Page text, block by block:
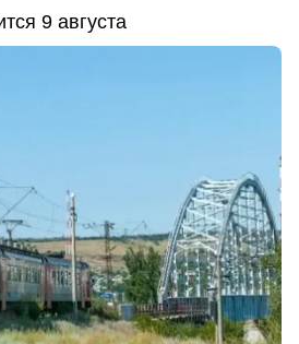
9 августа